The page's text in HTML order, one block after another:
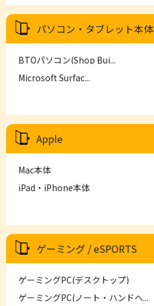
パソコン・タブレット本体
BTOパソコン(Shop Bui...
Microsoft Surfac...
Apple
Mac本体
iPad・iPhone本体
ゲーミング / eSPORTS
ゲーミングPC(デスクトップ)
ゲーミングPC(ノート・ハンドヘ...